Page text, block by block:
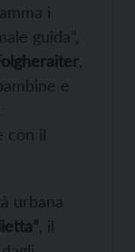
i
guida”,
e
con il
urbana
, il